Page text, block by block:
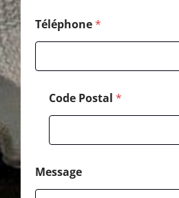
Téléphone*
Code Postal *
Message